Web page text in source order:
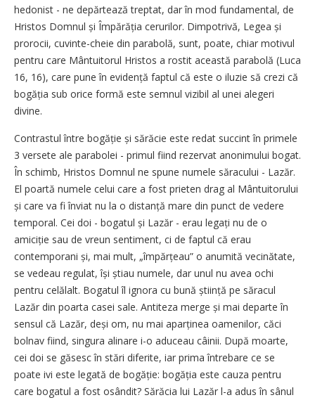
hedonist - ne depărtează treptat, dar în mod fundamental, de
Hristos Domnul și Împărăția cerurilor. Dimpotrivă, Legea și
prorocii, cuvinte-cheie din parabolă, sunt, poate, chiar motivul
pentru care Mântuitorul Hristos a rostit această parabolă (Luca
16, 16), care pune în evidență faptul că este o iluzie să crezi că
bogăția sub orice formă este semnul vizibil al unei alegeri
divine.
Contrastul între bogăție și sărăcie este redat succint în primele
3 versete ale parabolei - primul fiind rezervat anonimului bogat.
În schimb, Hristos Domnul ne spune numele săracului - Lazăr.
El poartă numele celui care a fost prieten drag al Mântuitorului
și care va fi înviat nu la o distanță mare din punct de vedere
temporal. Cei doi - bogatul și Lazăr - erau legați nu de o
amiciție sau de vreun sentiment, ci de faptul că erau
contemporani și, mai mult, „împărțeau” o anumită vecinătate,
se vedeau regulat, își știau numele, dar unul nu avea ochi
pentru celălalt. Bogatul îl ignora cu bună știință pe săracul
Lazăr din poarta casei sale. Antiteza merge și mai departe în
sensul că Lazăr, deși om, nu mai aparținea oamenilor, căci
bolnav fiind, singura alinare i-o aduceau câinii. După moarte,
cei doi se găsesc în stări diferite, iar prima întrebare ce se
poate ivi este legată de bogăție: bogăția este cauza pentru
care bogatul a fost osândit? Sărăcia lui Lazăr l-a adus în sânul